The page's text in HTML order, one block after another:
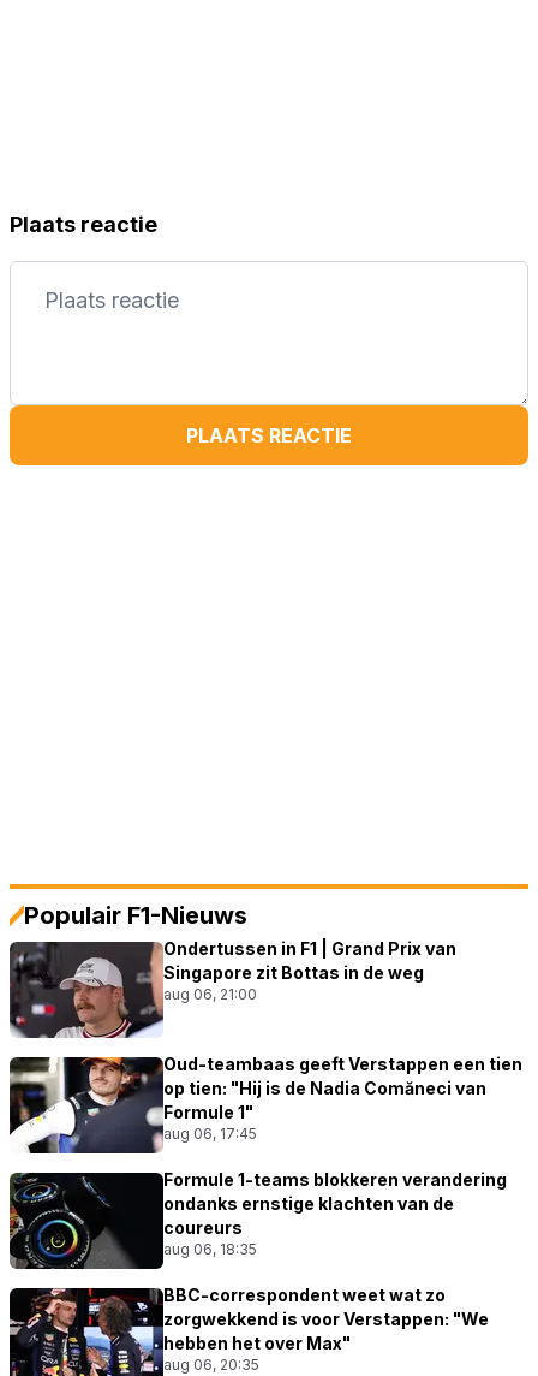
Plaats reactie
PLAATS REACTIE
Populair F1-Nieuws
Ondertussen in F1 | Grand Prix van
Singapore zit Bottas in de weg
aug 06, 21:00
Oud-teambaas geeft Verstappen een tien
op tien: "Hij is de Nadia Comăneci van
Formule 1"
aug 06, 17:45
Formule 1-teams blokkeren verandering
ondanks ernstige klachten van de
coureurs
aug 06, 18:35
BBC-correspondent weet wat zo
zorgwekkend is voor Verstappen: "We
hebben het over Max"
aug 06, 20:35